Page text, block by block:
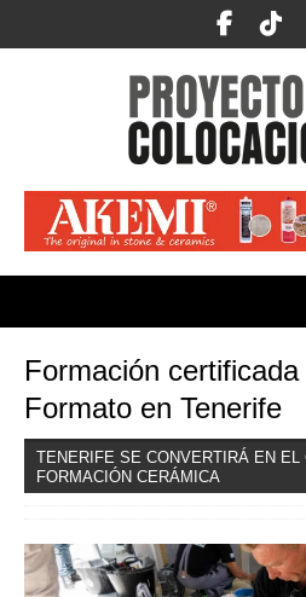
Formación
Formato en Tenerife
TENERIFE SE CONVERTIRÁ EN EL
FORMACIÓN CERÁMICA